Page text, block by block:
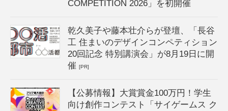
COMPETITION 2026」を初開催
乾久美子や藤本壮介らが登壇、「長谷
工 住まいのデザインコンペティション
20回記念 特別講演会」が8月19日に開
催[PR]
【公募情報】大賞賞金100万円！学生
向け創作コンテスト「サイゲームス ク